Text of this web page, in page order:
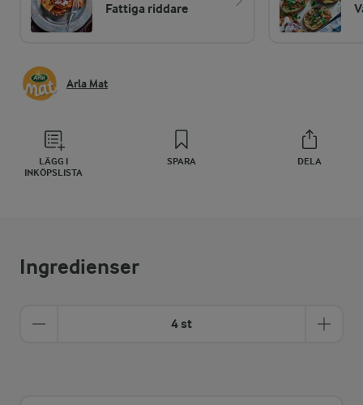
Fattiga riddare
Arla Mat
LÄGG I
INKÖPSLISTA
SPARA DELA
Ingredienser
4 st